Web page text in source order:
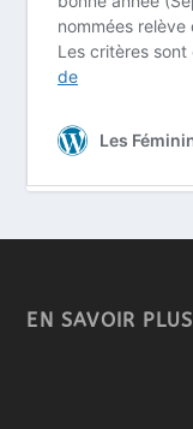
EN SAVOIR PLUS